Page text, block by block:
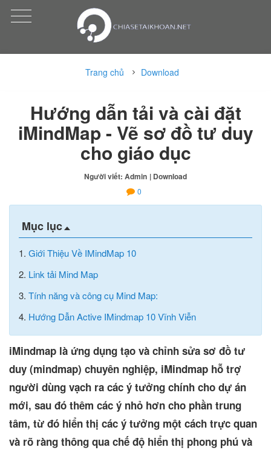
Trang chủ Download
Hướng dẫn tải và cài đặt
iMindMap - Vẽ sơ đồ tư duy
cho giáo dục
Người viết: Admin | Download
0
Mục lục
1. Giới Thiệu Về IMindMap 10
2. Link tải Mind Map
3. Tính năng và công cụ Mind Map:
4. Hướng Dẫn Active IMindmap 10 Vĩnh Viễn
iMindmap là ứng dụng tạo và chỉnh sửa sơ đồ tư
duy (mindmap) chuyên nghiệp, iMindmap hỗ trợ
người dùng vạch ra các ý tưởng chính cho dự án
mới, sau đó thêm các ý nhỏ hơn cho phần trung
tâm, từ đó hiển thị các ý tưởng một cách trực quan
và rõ ràng thông qua chế độ hiển thị phong phú và